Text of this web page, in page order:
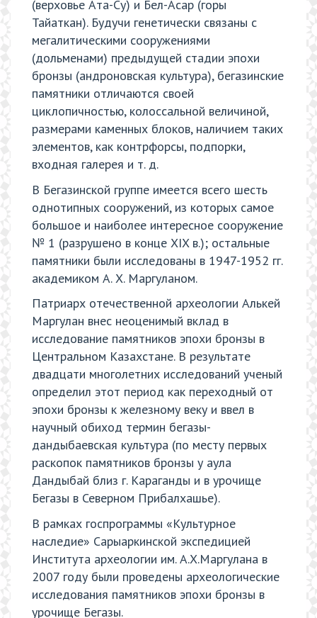
(верховье Ата-Су) и Бел-Асар (горы
Тайаткан). Будучи генетически связаны с
мегалитическими сооружениями
(дольменами) предыдущей стадии эпохи
бронзы (андроновская культура), бегазинские
памятники отличаются своей
циклопичностью, колоссальной величиной,
размерами каменных блоков, наличием таких
элементов, как контрфорсы, подпорки,
входная галерея и т. д.
В Бегазинской группе имеется всего шесть
однотипных сооружений, из которых самое
большое и наиболее интересное сооружение
№ 1 (разрушено в конце XIX в.); остальные
памятники были исследованы в 1947-1952 гг.
академиком А. Х. Маргуланом.
Патриарх отечественной археологии Алькей
Маргулан внес неоценимый вклад в
исследование памятников эпохи бронзы в
Центральном Казахстане. В результате
двадцати многолетних исследований ученый
определил этот период как переходный от
эпохи бронзы к железному веку и ввел в
научный обиход термин бегазы-
дандыбаевская культура (по месту первых
раскопок памятников бронзы у аула
Дандыбай близ г. Караганды и в урочище
Бегазы в Северном Прибалхашье).
В рамках госпрограммы «Культурное
наследие» Сарыаркинской экспедицией
Института археологии им. А.Х.Маргулана в
2007 году были проведены археологические
исследования памятников эпохи бронзы в
урочище Бегазы.